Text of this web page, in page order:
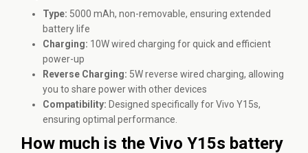
Type: 5000 mAh, non-removable, ensuring extended
battery life
Charging: 10W wired charging for quick and efficient
power-up
Reverse Charging: 5W reverse wired charging, allowing
you to share power with other devices
Compatibility: Designed specifically for Vivo Y15s,
ensuring optimal performance.
How much is the Vivo Y15s battery